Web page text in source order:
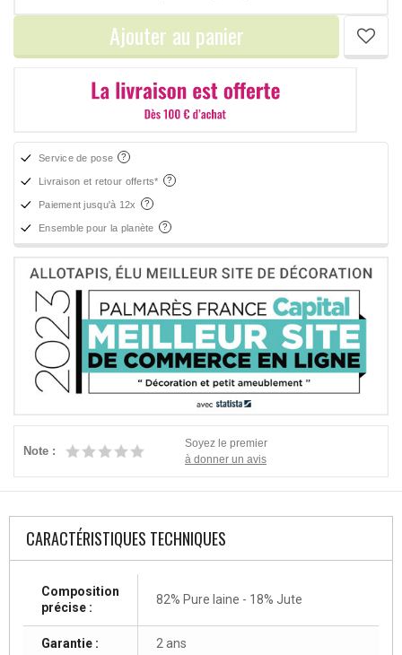
Ajouter au panier
Service de pose
Livraison et retour offerts*
Paiement jusqu'à 12x
Ensemble pour la planète
Note :
Soyez le premier
à donner un avis
CARACTÉRISTIQUES TECHNIQUES
Composition
précise :
82% Pure laine - 18% Jute
Garantie : 2 ans